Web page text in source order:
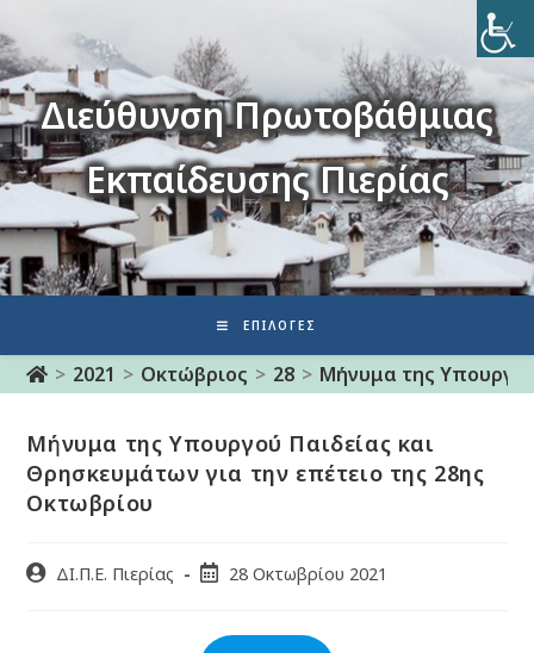
Διεύθυνση Πρωτοβάθμιας
Εκπαίδευσης Πιερίας
ΕΠΙΛΟΓΈΣ
> 2021 > Οκτώβριος > 28 > Μήνυμα της
Μήνυμα της Υπουργού Παιδείας και
Θρησκευμάτων για την επέτειο της 28ης
Οκτωβρίου
ΔΙ.Π.Ε. Πιερίας 28 Οκτωβρίου 2021